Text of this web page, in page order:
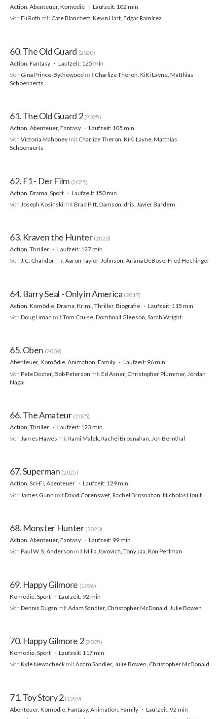
Action, Abenteuer, Komödie
Laufzeit: 102 min
Von Eli Roth mit Cate Blanchett, Kevin Hart, Edgar Ramírez
60. The Old Guard (2020)
Action, Fantasy
Laufzeit: 125 min
Von Gina Prince-Bythewood mit Charlize Theron, KiKi Layne, Matthias
Schoenaerts
61. The Old Guard 2 (2025)
Action, Abenteuer, Fantasy
Laufzeit: 105 min
Von Victoria Mahoney mit Charlize Theron, KiKi Layne, Matthias
Schoenaerts
62. F1 - Der Film (2025)
Action, Drama, Sport
Laufzeit: 150 min
Von Joseph Kosinski mitBrad Pitt, Damson Idris, Javier Bardem
63. Kraven the Hunter (2023)
Action, Thriller
Laufzeit: 127 min
Von J.C. Chandor mitAaron Taylor-Johnson, Ariana DeBose, Fred Hechinger
64. Barry Seal - Only in America (2017)
Action, Komödie, Drama, Krimi, Thriller, Biografie
Laufzeit: 115 min
Von Doug Liman mitTom Cruise, Domhnall Gleeson, Sarah Wright
65. Oben (2009)
Abenteuer, Komödie, Animation, Family
Laufzeit: 96 min
Von Pete Docter, Bob Peterson mitEd Asner, Christopher Plummer, Jordan
Nagai
66. The Amateur (2025)
Action, Thriller
Laufzeit: 123 min
Von James Hawes mitRami Malek, Rachel Brosnahan, Jon Bernthal
67. Superman (2025)
Action, Sci-Fi, Abenteuer
Laufzeit: 129 min
Von James Gunn mitDavid Corenswet, Rachel Brosnahan, Nicholas Hoult
68. Monster Hunter (2020)
Action, Abenteuer, Fantasy
Laufzeit: 99 min
Von Paul W. S. Anderson mitMilla Jovovich, Tony Jaa, Ron Perlman
69. Happy Gilmore (1996)
Komödie, Sport
Laufzeit: 92 min
Von Dennis Dugan mitAdam Sandler, Christopher McDonald, Julie Bowen
70. Happy Gilmore 2 (2025)
Komödie, Sport
Laufzeit: 117 min
Von Kyle Newacheck mitAdam Sandler, Julie Bowen, Christopher McDonald
71. Toy Story 2 (1999)
Abenteuer, Komödie, Fantasy, Animation, Family
Laufzeit: 92 min